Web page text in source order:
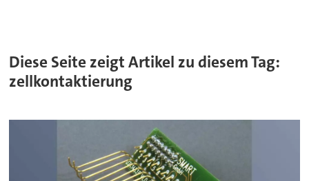
Diese Seite zeigt Artikel zu diesem Tag:
zellkontaktierung